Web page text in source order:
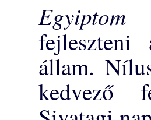
állam.
kedvező